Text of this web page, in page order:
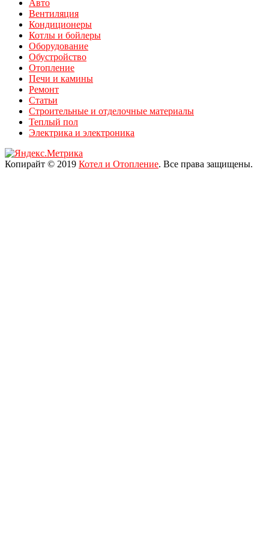
Авто
Вентиляция
Кондиционеры
Котлы и бойлеры
Оборудование
Обустройство
Отопление
Печи и камины
Ремонт
Статьи
Строительные и отделочные материалы
Теплый пол
Электрика и электроника
Копирайт © 2019 Котел и Отопление. Все права защищены.